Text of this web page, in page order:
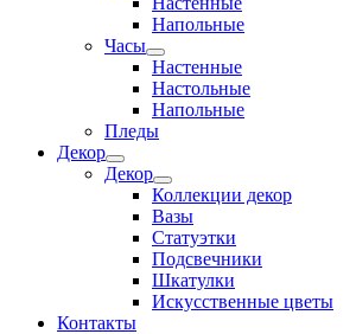
Напольные
Часы
Настенные
Настольные
Напольные
Пледы
Декор
Декор
Коллекции декор
Вазы
Статуэтки
Подсвечники
Шкатулки
Искусственные цветы
Контакты